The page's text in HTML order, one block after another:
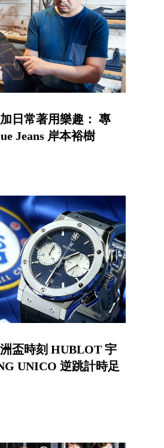
日常著用樂趣： 專
Jeans 岸本裕樹
盃時刻 HUBLOT 宇
UNICO 逆跳計時足